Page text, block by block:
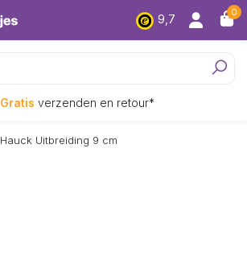
9,7
0
Gratis verzenden en retour*
Hauck Uitbreiding 9 cm